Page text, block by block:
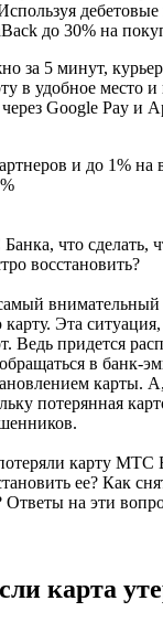
до 30% на
за 5 минут,
в удобное место
Google Pay и
и до 1% на
что сделать,
восстановить?
карту. Эта
Ведь придется
в банк-
карты.
потерянная
карту МТС
ее? Как
Ответы на эти
карта